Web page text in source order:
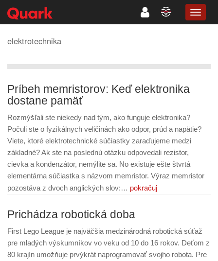
elektrotechnika
Príbeh memristorov: Keď elektronika
dostane pamäť
Rozmýšľali ste niekedy nad tým, ako funguje elektronika?
Počuli ste o fyzikálnych veličinách ako odpor, prúd a napätie?
Viete, ktoré elektrotechnické súčiastky zaraďujeme medzi
základné? Ak ste na poslednú otázku odpovedali rezistor,
cievka a kondenzátor, nemýlite sa. No existuje ešte štvrtá
elementárna súčiastka s názvom memristor. Výraz memristor
pozostáva z dvoch anglických slov:… pokračuj
Prichádza robotická doba
First Lego League je najväčšia medzinárodná robotická súťaž
pre mladých výskumníkov vo veku od 10 do 16 rokov. Deťom z
80 krajín umožňuje prvýkrát naprogramovať svojho robota. Pre